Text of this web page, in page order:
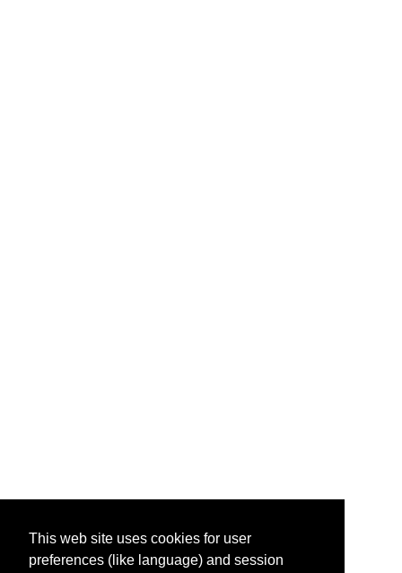
This web site uses cookies for user
preferences (like language) and session